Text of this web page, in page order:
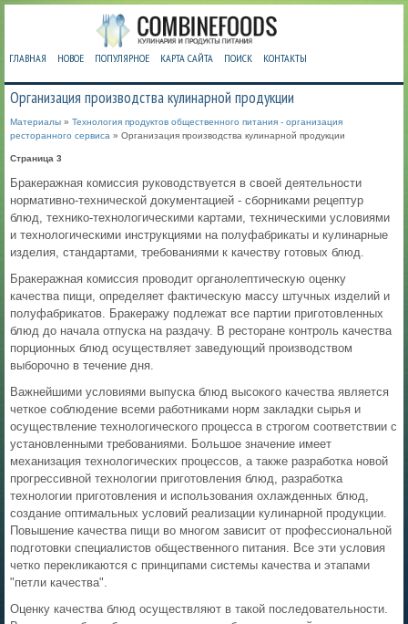
ГЛАВНАЯ НОВОЕ ПОПУЛЯРНОЕ КАРТА САЙТА ПОИСК КОНТАКТЫ
Организация производства кулинарной продукции
Материалы » Технология продуктов общественного питания - организация
ресторанного сервиса » Организация производства кулинарной продукции
Страница 3
Бракеражная комиссия руководствуется в своей деятельности
нормативно-технической документацией - сборниками рецептур
блюд, технико-технологическими картами, техническими условиями
и технологическими инструкциями на полуфабрикаты и кулинарные
изделия, стандартами, требованиями к качеству готовых блюд.
Бракеражная комиссия проводит органолептическую оценку
качества пищи, определяет фактическую массу штучных изделий и
полуфабрикатов. Бракеражу подлежат все партии приготовленных
блюд до начала отпуска на раздачу. В ресторане контроль качества
порционных блюд осуществляет заведующий производством
выборочно в течение дня.
Важнейшими условиями выпуска блюд высокого качества является
четкое соблюдение всеми работниками норм закладки сырья и
осуществление технологического процесса в строгом соответствии с
установленными требованиями. Большое значение имеет
механизация технологических процессов, а также разработка новой
прогрессивной технологии приготовления блюд, разработка
технологии приготовления и использования охлажденных блюд,
создание оптимальных условий реализации кулинарной продукции.
Повышение качества пищи во многом зависит от профессиональной
подготовки специалистов общественного питания. Все эти условия
четко перекликаются с принципами системы качества и этапами
"петли качества".
Оценку качества блюд осуществляют в такой последовательности.